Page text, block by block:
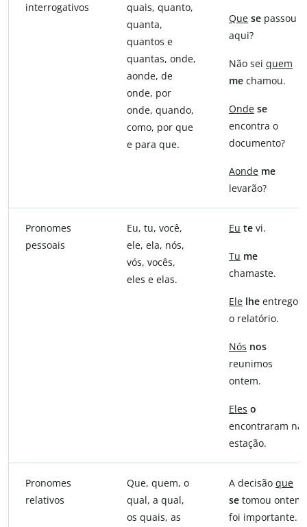
interrogativos
quais, quanto,
quanta,
quantos e
quantas, onde,
aonde, de
onde, por
onde, quando,
como, por que
e para que.
Que se passou
aqui?
Não sei quem
me chamou.
Onde se
encontra o
documento?
Aonde me
levarão?
Pronomes
pessoais
Eu, tu, você,
ele, ela, nós,
vós, vocês,
eles e elas.
Eu te vi.
Tu me
chamaste.
Ele lhe entregou
o relatório.
Nós nos
reunimos
ontem.
Eles o
encontraram na
estação.
Pronomes
relativos
Que, quem, o
qual, a qual,
os quais, as
A decisão que
se tomou ontem
foi importante.